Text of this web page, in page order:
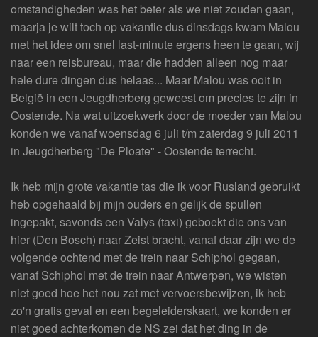
omstandigheden was het beter als we niet zouden gaan,
maarja je wilt toch op vakantie dus dinsdags kwam Malou
met het idee om snel last-minute ergens heen te gaan, wij
naar een reisbureau, maar die hadden alleen nog maar
hele dure dingen dus helaas... Maar Malou was ooit in
België in een Jeugdherberg geweest om precies te zijn in
Oostende. Na wat uitzoekwerk door de moeder van Malou
konden we vanaf woensdag 6 juli t/m zaterdag 9 juli 2011
in Jeugdherberg "De Ploate" - Oostende terrecht.
Ik heb mijn grote vakantie tas die ik voor Rusland gebruikt
heb opgehaald bij mijn ouders en gelijk de spullen
ingepakt, savonds een Valys (taxi) geboekt die ons van
hier (Den Bosch) naar Zeist bracht, vanaf daar zijn we de
volgende ochtend met de trein naar Schiphol gegaan,
vanaf Schiphol met de trein naar Antwerpen, we wisten
niet goed hoe het nou zat met vervoersbewijzen, ik heb
zo'n gratis geval en een begeleiderskaart, we konden er
niet goed achterkomen de NS zei dat het ding in de